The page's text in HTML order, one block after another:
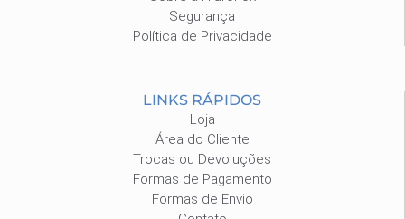
Segurança
Política de Privacidade
LINKS RÁPIDOS
Loja
Área do Cliente
Trocas ou Devoluções
Formas de Pagamento
Formas de Envio